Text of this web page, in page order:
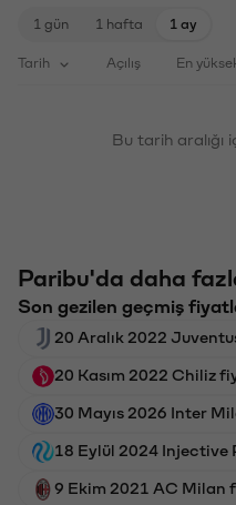
1 gün 1 hafta 1 ay
Tarih Açılış En
Bu tarih aralığı
Paribu'da daha
Son gezilen geçmiş
20 Aralık 2022
20 Kasım 2022 Chiliz
30 Mayıs 2026 Inter
18 Eylül 2024 Injective
9 Ekim 2021 AC Milan